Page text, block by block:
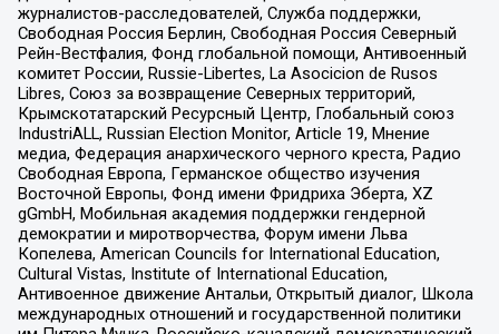
журналистов-расследователей, Служба поддержки,
Свободная Россия Берлин, Свободная Россия Северный
Рейн-Вестфалия, Фонд глобальной помощи, Антивоенный
комитет России, Russie-Libertes, La Asocicion de Rusos
Libres, Союз за возвращение Северных территорий,
Крымскотатарский Ресурсный Центр, Глобальный союз
IndustriALL, Russian Election Monitor, Article 19, Мнение
медиа, Федерация анархического черного креста, Радио
Свободная Европа, Германское общество изучения
Восточной Европы, Фонд имени Фридриха Эберта, XZ
gGmbH, Мобильная академия поддержки гендерной
демократии и миротворчества, Форум имени Льва
Копелева, American Councils for International Education,
Cultural Vistas, Institute of International Education,
Антивоенное движение Антальи, Открытый диалог, Школа
международных отношений и государственной политики